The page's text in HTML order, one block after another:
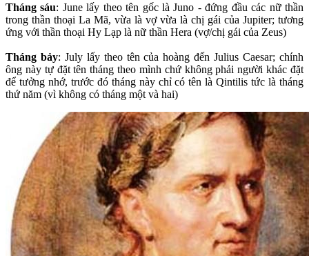
Tháng sáu: June lấy theo tên gốc là Juno - đứng đầu các nữ thần
trong thần thoại La Mã, vừa là vợ vừa là chị gái của Jupiter; tương
ứng với thần thoại Hy Lạp là nữ thần Hera (vợ/chị gái của Zeus)
Tháng bảy: July lấy theo tên của hoàng đến Julius Caesar; chính
ông này tự đặt tên tháng theo mình chứ không phải người khác đặt
để tưởng nhớ, trước đó tháng này chỉ có tên là Qintilis tức là tháng
thứ năm (vì không có tháng một và hai)